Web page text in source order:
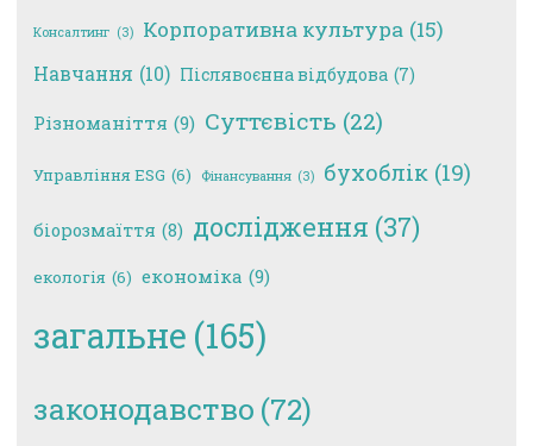
Консалтинг (3) Корпоративна культура (15)
Навчання (10) Післявоєнна відбудова (7)
Різноманіття (9) Суттєвість (22)
Управління ESG (6) Фінансування (3) бухоблік (19)
біорозмаїття (8) дослідження (37)
екологія (6) економіка (9)
загальне (165)
законодавство (72)